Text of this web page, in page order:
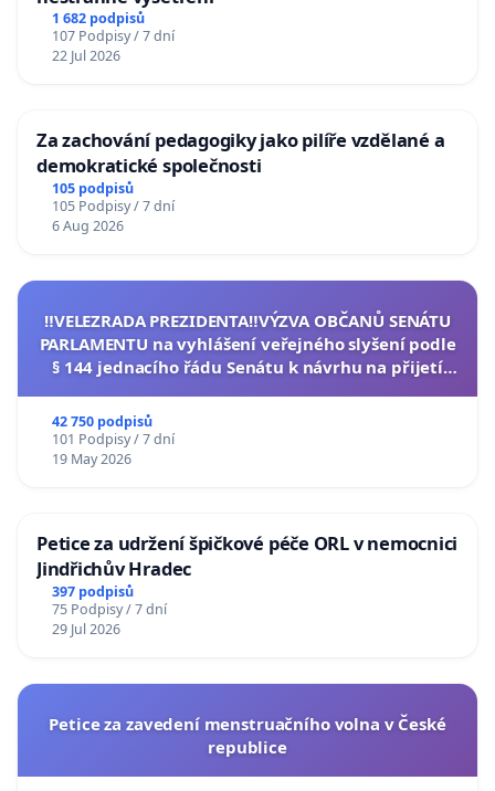
1 682 podpisů
107 Podpisy / 7 dní
22 Jul 2026
Za zachování pedagogiky jako pilíře vzdělané a
demokratické společnosti
105 podpisů
105 Podpisy / 7 dní
6 Aug 2026
‼️VELEZRADA PREZIDENTA‼️VÝZVA OBČANŮ SENÁTU
PARLAMENTU na vyhlášení veřejného slyšení podle
§ 144 jednacího řádu Senátu k návrhu na přijetí
42 750 podpisů
101 Podpisy / 7 dní
19 May 2026
Petice za udržení špičkové péče ORL v nemocnici
Jindřichův Hradec
397 podpisů
75 Podpisy / 7 dní
29 Jul 2026
Petice za zavedení menstruačního volna v České
republice